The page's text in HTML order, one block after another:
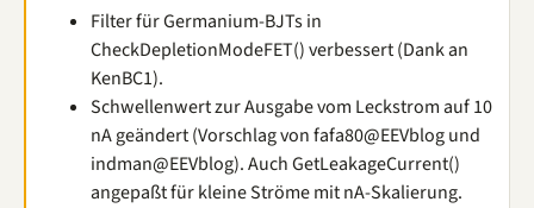
Filter für Germanium-BJTs in
CheckDepletionModeFET() verbessert (Dank an
KenBC1).
Schwellenwert zur Ausgabe vom Leckstrom auf 10
nA geändert (Vorschlag von fafa80@EEVblog und
indman@EEVblog). Auch GetLeakageCurrent()
angepaßt für kleine Ströme mit nA-Skalierung.